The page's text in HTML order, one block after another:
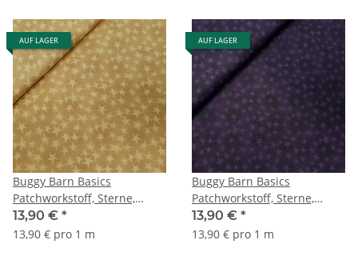
AUF LAGER
Buggy Barn Basics
Patchworkstoff, Sterne,
beige
13,90 € *
13,90 € pro 1 m
AUF LAGER
Buggy Barn Basics
Patchworkstoff, Sterne,
dunkellila
13,90 € *
13,90 € pro 1 m